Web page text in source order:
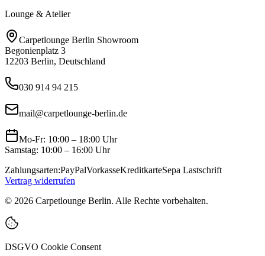
Lounge & Atelier
Carpetlounge Berlin Showroom
Begonienplatz 3
12203 Berlin, Deutschland
030 914 94 215
mail@carpetlounge-berlin.de
Mo-Fr: 10:00 – 18:00 Uhr
Samstag: 10:00 – 16:00 Uhr
Zahlungsarten:PayPalVorkasseKreditkarteSepa Lastschrift
Vertrag widerrufen
© 2026 Carpetlounge Berlin. Alle Rechte vorbehalten.
DSGVO Cookie Consent